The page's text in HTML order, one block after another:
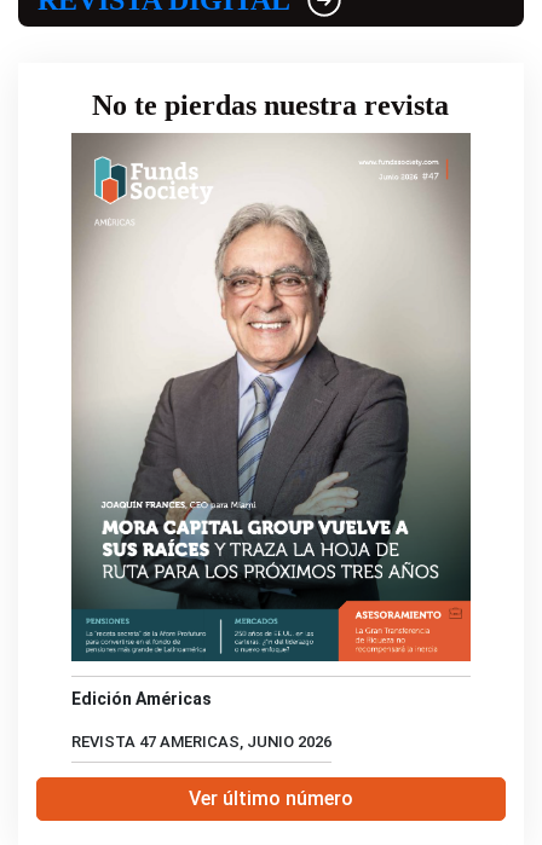
No te pierdas nuestra revista
Edición Américas
REVISTA 47 AMERICAS, JUNIO 2026
Ver último número